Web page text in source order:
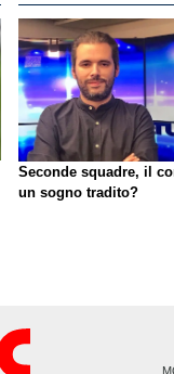
Seconde squadre, il
un sogno tradito?